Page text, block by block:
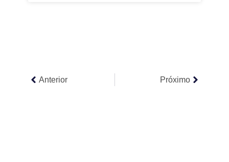
Anterior Próximo